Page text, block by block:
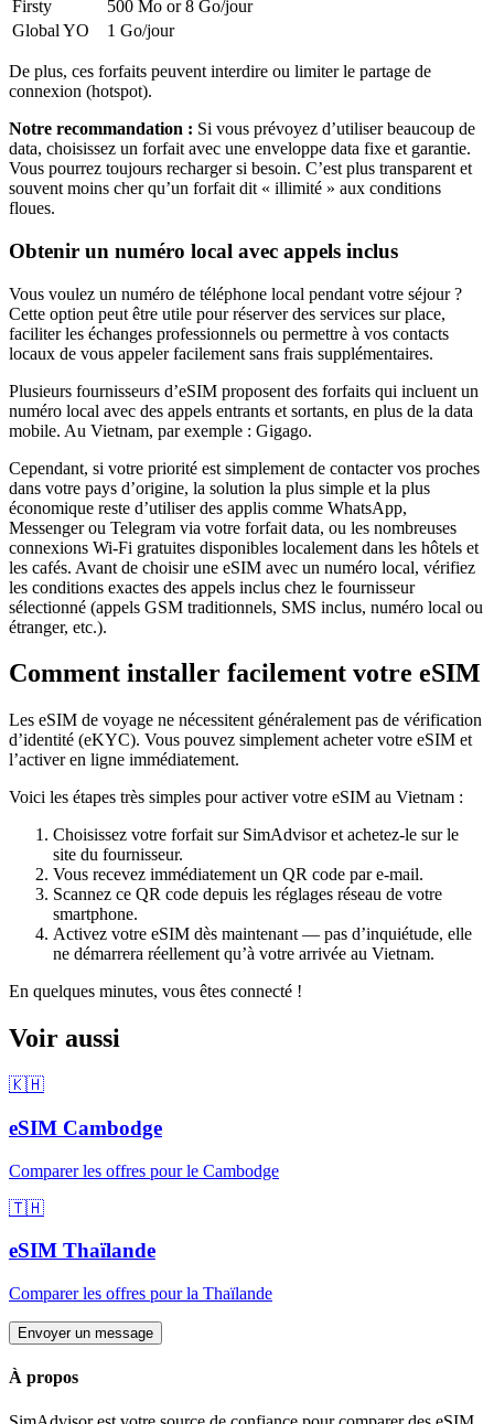
Firsty
500 Mo or 8 Go/jour
Global YO
1 Go/jour
De plus, ces forfaits peuvent interdire ou limiter le partage de
connexion (hotspot).
Notre recommandation : Si vous prévoyez d’utiliser beaucoup de
data, choisissez un forfait avec une enveloppe data fixe et garantie.
Vous pourrez toujours recharger si besoin. C’est plus transparent et
souvent moins cher qu’un forfait dit « illimité » aux conditions
floues.
Obtenir un numéro local avec appels inclus
Vous voulez un numéro de téléphone local pendant votre séjour ?
Cette option peut être utile pour réserver des services sur place,
faciliter les échanges professionnels ou permettre à vos contacts
locaux de vous appeler facilement sans frais supplémentaires.
Plusieurs fournisseurs d’eSIM proposent des forfaits qui incluent un
numéro local avec des appels entrants et sortants, en plus de la data
mobile. Au Vietnam, par exemple : Gigago.
Cependant, si votre priorité est simplement de contacter vos proches
dans votre pays d’origine, la solution la plus simple et la plus
économique reste d’utiliser des applis comme WhatsApp,
Messenger ou Telegram via votre forfait data, ou les nombreuses
connexions Wi‑Fi gratuites disponibles localement dans les hôtels et
les cafés. Avant de choisir une eSIM avec un numéro local, vérifiez
les conditions exactes des appels inclus chez le fournisseur
sélectionné (appels GSM traditionnels, SMS inclus, numéro local ou
étranger, etc.).
Comment installer facilement votre eSIM
Les eSIM de voyage ne nécessitent généralement pas de vérification
d’identité (eKYC). Vous pouvez simplement acheter votre eSIM et
l’activer en ligne immédiatement.
Voici les étapes très simples pour activer votre eSIM au Vietnam :
Choisissez votre forfait sur SimAdvisor et achetez-le sur le
site du fournisseur.
Vous recevez immédiatement un QR code par e-mail.
Scannez ce QR code depuis les réglages réseau de votre
smartphone.
Activez votre eSIM dès maintenant — pas d’inquiétude, elle
ne démarrera réellement qu’à votre arrivée au Vietnam.
En quelques minutes, vous êtes connecté !
Voir aussi
🇰🇭
eSIM Cambodge
Comparer les offres pourle Cambodge
🇹🇭
eSIM Thaïlande
Comparer les offres pourla Thaïlande
Envoyer un message
À propos